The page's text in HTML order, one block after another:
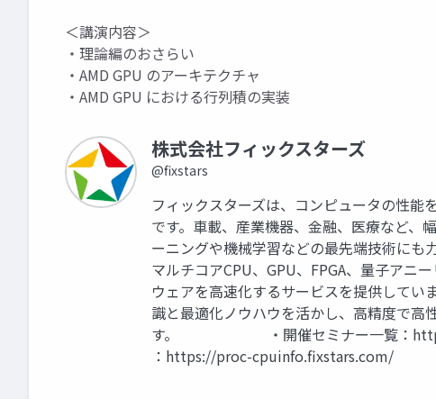
＜講演内容＞
・理論編のおさらい
・AMD GPU のアーキテクチャ
・AMD GPU における行列積の実装
株式会社フィックスターズ
@fixstars
フィックスターズは、コンピュータの性能
です。車載、産業機器、金融、医療など、
ーニングや機械学習などの最先端技術にも
マルチコアCPU、GPU、FPGA、量子アニ
ウェアを高速化するサービスを提供してい
識と最適化ノウハウを活かし、高精度で高
す。 ・開催セミナー一覧：
：https://proc-cpuinfo.fixstars.com/